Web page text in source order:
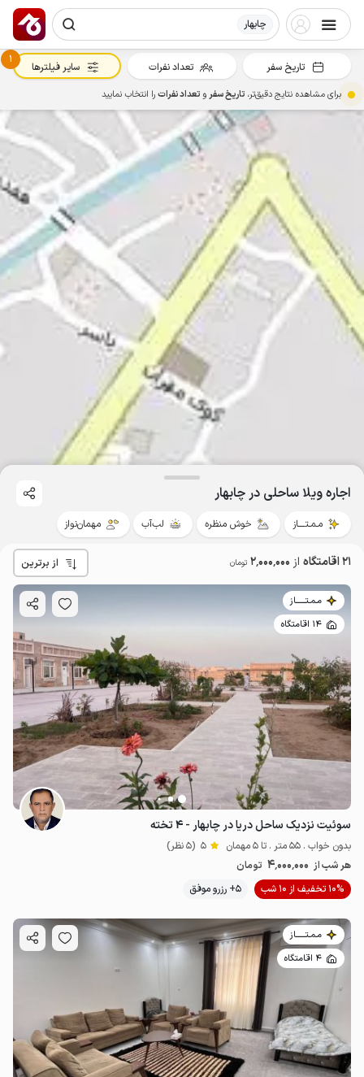
چابهار
4میلیون ت 5
اجاره ویلا ساحلی در چابهار
مـمـتــــاز خوش منظره لب‌آب مهمان‌نواز
21 اقامتگاه از 2٬000٬000 تومان از برترین
مـمـتــــــاز
14 اقامتگاه
سوئیت نزدیک ساحل دریا در چابهار - ۴ تخته
بدون خواب . 55 متر . تا 5 مهمان 5 (5 نظر)
هر شب از 4٬000٬000 تومان
10% تخفیف از 10 شب
5+ رزرو موفق
مـمـتــــــاز
4 اقامتگاه
تاریخ سفر تعداد نفرات
1
سایر فیلترها
برای مشاهده نتایج دقیق‌تر، تاریخ سفرو تعداد نفراترا انتخاب نمایید